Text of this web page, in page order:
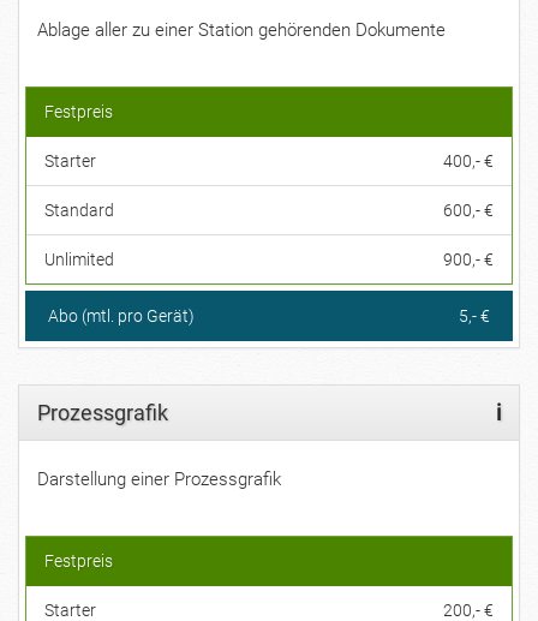
Ablage aller zu einer Station gehörenden Dokumente
Festpreis
Starter 400,- €
Standard 600,- €
Unlimited 900,- €
Abo (mtl. pro Gerät) 5,- €
Prozessgrafik i
Darstellung einer Prozessgrafik
Festpreis
Starter 200,- €